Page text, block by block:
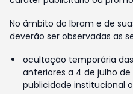
No âmbito do Ibram e de
deverão ser observadas as
ocultação temporária
anteriores a 4 de julho
publicidade institucional